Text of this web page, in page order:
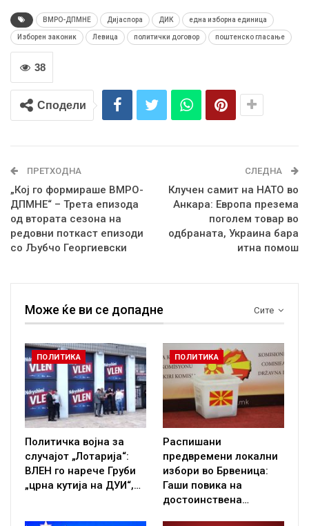
ВМРО-ДПМНЕ Дијаспора ДИК една изборна единица
Изборен законик Левица политички договор поштенско гласање
38
Сподели
ПРЕТХОДНА
„Кој го формираше ВМРО-
ДПМНЕ“ – Трета епизода
од втората сезона на
редовни поткаст епизоди
со Љубчо Георгиевски
СЛЕДНА
Клучен самит на НАТО во
Анкара: Европа презема
поголем товар во
одбраната, Украина бара
итна помош
Сите
Може ќе ви се допадне
ПОЛИТИКА
Политичка војна за
случајот „Лотарија“:
ВЛЕН го нарече Груби
„црна кутија на ДУИ“,…
ПОЛИТИКА
Распишани
предвремени локални
избори во Брвеница:
Гаши повика на
достоинствена…